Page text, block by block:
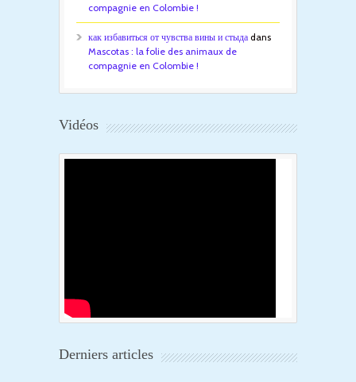
compagnie en Colombie !
как избавиться от чувства вины и стыда dans
Mascotas : la folie des animaux de
compagnie en Colombie !
Vidéos
Derniers articles